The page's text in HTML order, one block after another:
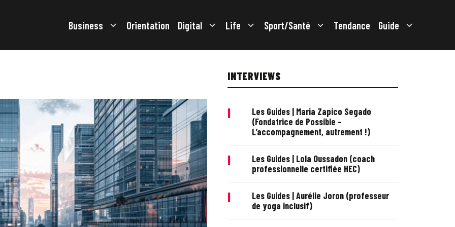
Business Orientation Digital Life Sport/Santé Tendance Guide
INTERVIEWS
|
Les Guides | Maria Zapico Segado
(Fondatrice de Possible –
L’accompagnement, autrement !)
|
Les Guides | Lola Oussadon (coach
professionnelle certifiée HEC)
|
Les Guides | Aurélie Joron (professeur
de yoga inclusif)